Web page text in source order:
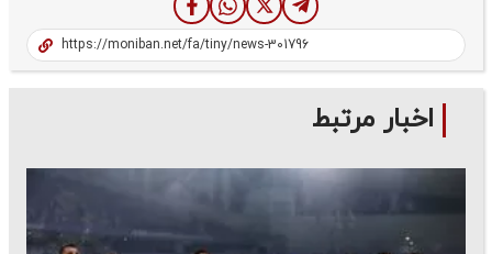
اخبار مرتبط